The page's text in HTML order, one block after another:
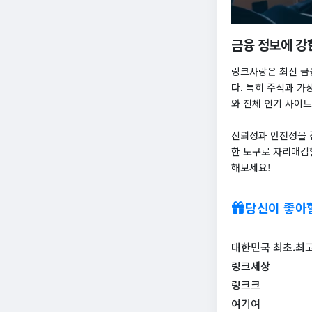
금융 정보에
링크사랑은 최신
다. 특히 주식과 가
와 전체 인기 사이
신뢰성과 안전성을
한 도구로 자리매
해보세요!
당신이 좋아
대한민국 최초.최
링크세상
링크크
여기여